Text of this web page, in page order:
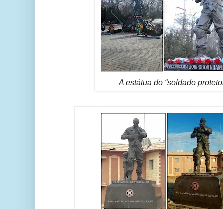
A estátua do “soldado